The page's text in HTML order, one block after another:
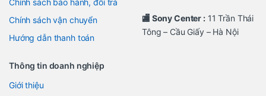
Chính sách bảo hành, đổi trả
Chính sách vận chuyển
Hướng dẫn thanh toán
🏬 Sony Center :11 Trần Thái
Tông – Cầu Giấy – Hà Nội
Thông tin doanh nghiệp
Giới thiệu